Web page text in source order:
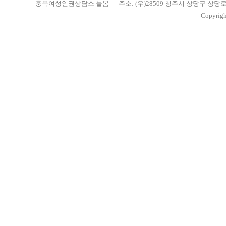
충북여성인권상담소 늘봄
주소: (우)28509 청주시 상당구 상당